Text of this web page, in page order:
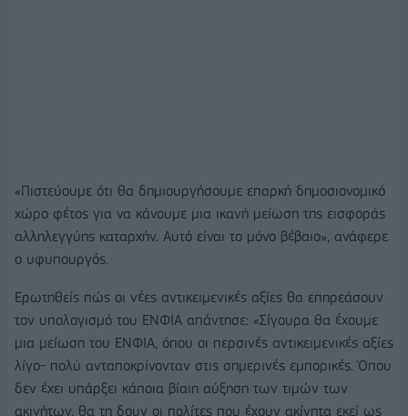
«Πιστεύουμε ότι θα δημιουργήσουμε επαρκή δημοσιονομικό
χώρο φέτος για να κάνουμε μια ικανή μείωση της εισφοράς
αλληλεγγύης καταρχήν. Αυτό είναι το μόνο βέβαιο», ανάφερε
ο υφυπουργός.
Ερωτηθείς πώς οι νέες αντικειμενικές αξίες θα επηρεάσουν
τον υπολογισμό του ΕΝΦΙΑ απάντησε: «Σίγουρα θα έχουμε
μια μείωση του ΕΝΦΙΑ, όπου οι περσινές αντικειμενικές αξίες
λίγο- πολύ ανταποκρίνονταν στις σημερινές εμπορικές. Όπου
δεν έχει υπάρξει κάποια βίαιη αύξηση των τιμών των
ακινήτων, θα τη δουν οι πολίτες που έχουν ακίνητα εκεί ως